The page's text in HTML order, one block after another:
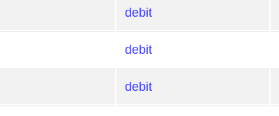
debit
debit
debit